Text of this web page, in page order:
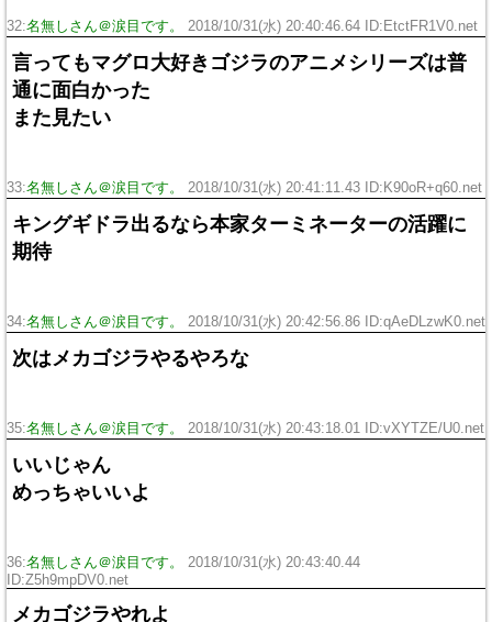
32:名無しさん＠涙目です。 2018/10/31(水) 20:40:46.64 ID:EtctFR1V0.net
言ってもマグロ大好きゴジラのアニメシリーズは普
通に面白かった
また見たい
33:名無しさん＠涙目です。 2018/10/31(水) 20:41:11.43 ID:K90oR+q60.net
キングギドラ出るなら本家ターミネーターの活躍に
期待
34:名無しさん＠涙目です。 2018/10/31(水) 20:42:56.86 ID:qAeDLzwK0.net
次はメカゴジラやるやろな
35:名無しさん＠涙目です。 2018/10/31(水) 20:43:18.01 ID:vXYTZE/U0.net
いいじゃん
めっちゃいいよ
36:名無しさん＠涙目です。
2018/10/31(水) 20:43:40.44
ID:Z5h9mpDV0.net
メカゴジラやれよ